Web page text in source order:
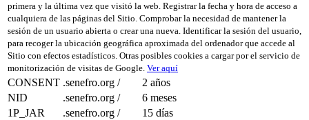
primera y la última vez que visitó la web. Registrar la fecha y hora de acceso a
cualquiera de las páginas del Sitio. Comprobar la necesidad de mantener la
sesión de un usuario abierta o crear una nueva. Identificar la sesión del usuario,
para recoger la ubicación geográfica aproximada del ordenador que accede al
Sitio con efectos estadísticos. Otras posibles cookies a cargar por el servicio de
monitorización de visitas de Google. Ver aquí
CONSENT .senefro.org /
2 años
NID
.senefro.org /
6 meses
1P_JAR
.senefro.org / 15 días